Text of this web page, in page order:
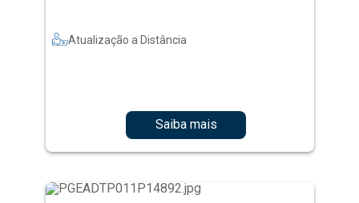
Atualização a Distância
Saiba mais